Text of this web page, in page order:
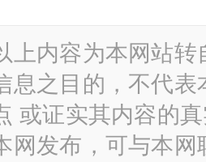
上内容为本网站
息之目的，不代
或证实其内容的
网发布，可与本